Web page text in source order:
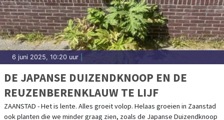
6 juni 2025, 10:20 uur
DE JAPANSE DUIZENDKNOOP EN DE
REUZENBERENKLAUW TE LIJF
ZAANSTAD - Het is lente. Alles groeit volop. Helaas groeien in Zaanstad
ook planten die we minder graag zien, zoals de Japanse Duizendknoop